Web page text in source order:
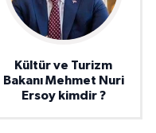
Kültür ve Turizm
Bakanı Mehmet Nuri
Ersoy kimdir ?